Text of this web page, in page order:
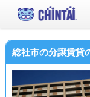
総社市の分譲賃貸